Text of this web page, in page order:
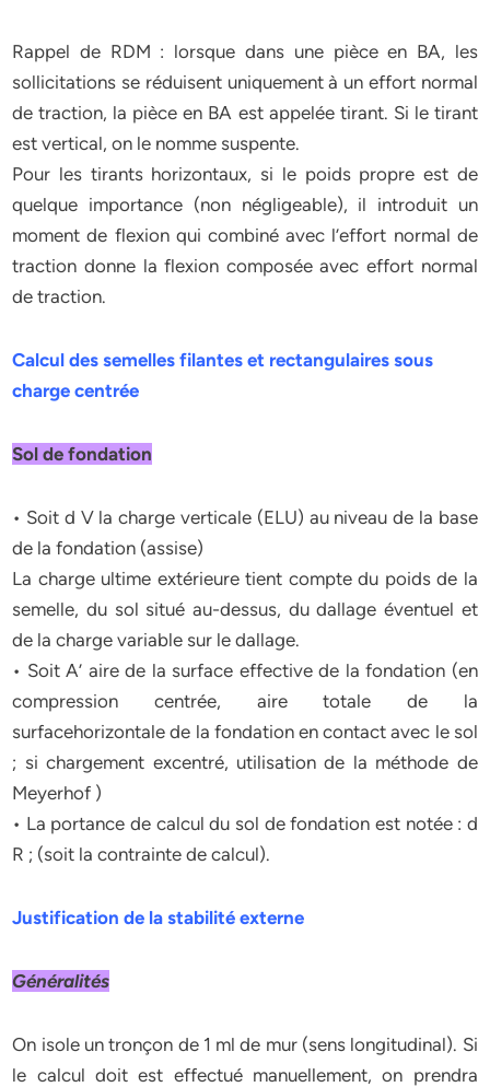
Rappel de RDM : lorsque dans une pièce en BA, les
sollicitations se réduisent uniquement à un effort normal
de traction, la pièce en BA est appelée tirant. Si le tirant
est vertical, on le nomme suspente.
Pour les tirants horizontaux, si le poids propre est de
quelque importance (non négligeable), il introduit un
moment de flexion qui combiné avec l’effort normal de
traction donne la flexion composée avec effort normal
de traction.
Calcul des semelles filantes et rectangulaires sous
charge centrée
Sol de fondation
• Soit d V la charge verticale (ELU) au niveau de la base
de la fondation (assise)
La charge ultime extérieure tient compte du poids de la
semelle, du sol situé au-dessus, du dallage éventuel et
de la charge variable sur le dallage.
• Soit A’ aire de la surface effective de la fondation (en
compression centrée, aire totale de la
surfacehorizontale de la fondation en contact avec le sol
; si chargement excentré, utilisation de la méthode de
Meyerhof )
• La portance de calcul du sol de fondation est notée : d
R ; (soit la contrainte de calcul).
Justification de la stabilité externe
Généralités
On isole un tronçon de 1 ml de mur (sens longitudinal). Si
le calcul doit est effectué manuellement, on prendra